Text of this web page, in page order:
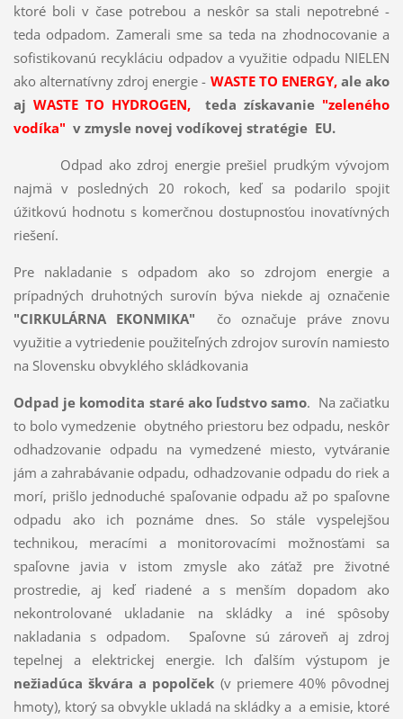
ktoré boli v čase potrebou a neskôr sa stali nepotrebné -
teda odpadom. Zamerali sme sa teda na zhodnocovanie a
sofistikovanú recykláciu odpadov a využitie odpadu NIELEN
ako alternatívny zdroj energie - WASTE TO ENERGY, ale ako
aj WASTE TO HYDROGEN,teda získavanie "zeleného
vodíka" v zmysle novej vodíkovej stratégie EU.
Odpad ako zdroj energie prešiel prudkým vývojom
najmä v posledných 20 rokoch, keď sa podarilo spojiť
úžitkovú hodnotu s komerčnou dostupnosťou inovatívných
riešení.
Pre nakladanie s odpadom ako so zdrojom energie a
prípadných druhotných surovín býva niekde aj označenie
"CIRKULÁRNA EKONMIKA" čo označuje práve znovu
využitie a vytriedenie použiteľných zdrojov surovín namiesto
na Slovensku obvyklého skládkovania
Odpad je komodita staré ako ľudstvo samo. Na začiatku
to bolo vymedzenie obytného priestoru bez odpadu, neskôr
odhadzovanie odpadu na vymedzené miesto, vytváranie
jám a zahrabávanie odpadu, odhadzovanie odpadu do riek a
morí, prišlo jednoduché spaľovanie odpadu až po spaľovne
odpadu ako ich poznáme dnes. So stále vyspelejšou
technikou, meracími a monitorovacími možnosťami sa
spaľovne javia v istom zmysle ako záťaž pre životné
prostredie, aj keď riadené a s menším dopadom ako
nekontrolované ukladanie na skládky a iné spôsoby
nakladania s odpadom. Spaľovne sú zároveň aj zdroj
tepelnej a elektrickej energie. Ich ďalším výstupom je
nežiadúca škvára a popolček (v priemere 40% pôvodnej
hmoty), ktorý sa obvykle ukladá na skládky a a emisie, ktoré